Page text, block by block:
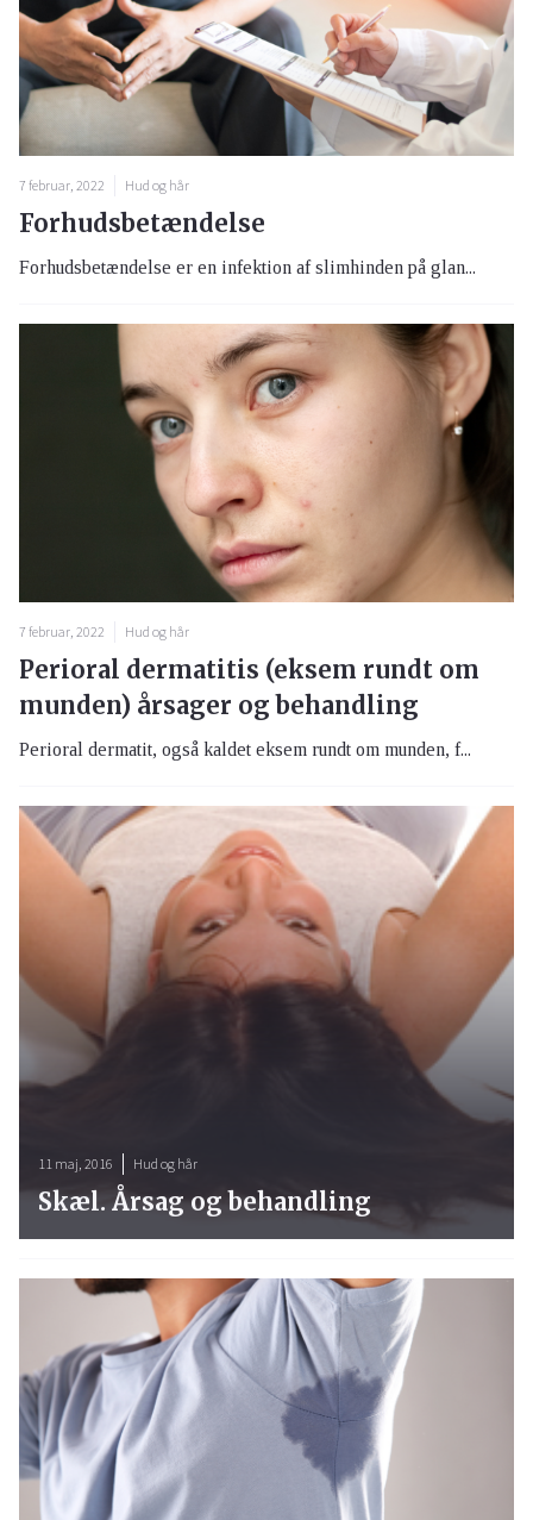
7 februar, 2022 Hud og hår
Forhudsbetændelse
Forhudsbetændelse er en infektion af slimhinden på glan...
7 februar, 2022 Hud og hår
Perioral dermatitis (eksem rundt om
munden) årsager og behandling
Perioral dermatit, også kaldet eksem rundt om munden, f...
11 maj, 2016 Hud og hår
Skæl. Årsag og behandling